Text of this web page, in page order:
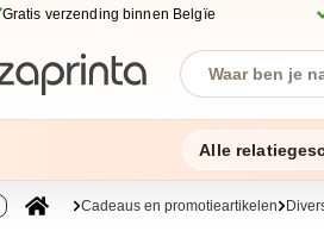
Gratis verzending binnen Belgïe
Alle
Cadeaus en promotieartikelen